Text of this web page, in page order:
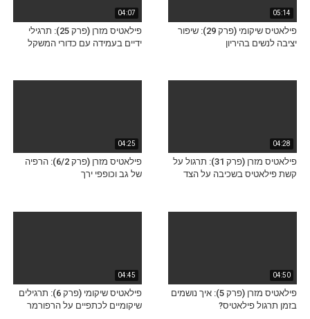
05:14
פילאטיס שיקומי (פרק 29): שיפור
יציבה לנשים בהיריון
04:07
פילאטיס מזרן (פרק 25): תרגילי
ידיים בעמידה עם כדורי המשקל
04:28
פילאטיס מזרן (פרק 31): תרגול על
קשת פילאטיס בשכיבה על הצד
04:25
פילאטיס מזרן (פרק 6/2): הרפיה
של גב וכופפי ירך
04:50
פילאטיס מזרן (פרק 5): איך נושמים
בזמן תרגול פילאטיס?
04:45
פילאטיס שיקומי (פרק 6): תרגילים
שיקומיים לכתפיים על הרפורמר